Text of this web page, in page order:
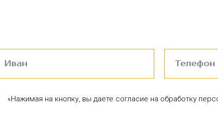
«Нажимая на кнопку, вы даете согласие на обработку